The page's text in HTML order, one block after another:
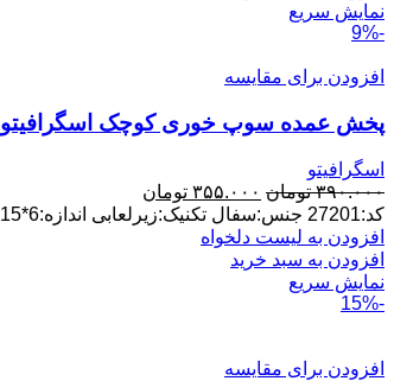
نمایش سریع
-9%
افزودن برای مقایسه
پخش عمده سوپ خوری کوچک اسگرافیتو
اسگرافیتو
۳۹۰.۰۰۰ تومان قیمت
اصلی:
بود.
۳۵۵.۰۰۰ تومان
فعلی:
کد:27201 جنس:سفال تکنیک:زیرلعابی اندازه:6*15 تعداددرکارتن:50عدد پخش عمده ارسال ازلالجین
افزودن به لیست دلخواه
افزودن به سبد خرید
نمایش سریع
-15%
افزودن برای مقایسه